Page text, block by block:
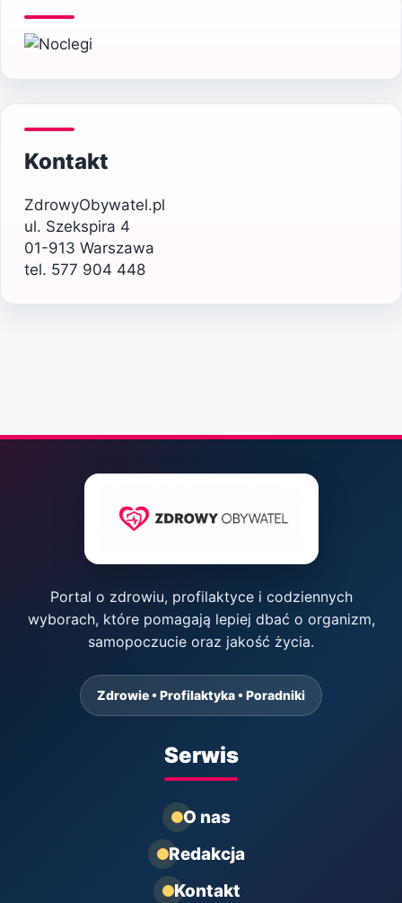
Kontakt
ZdrowyObywatel.pl
ul. Szekspira 4
01-913 Warszawa
tel. 577 904 448
Portal o zdrowiu, profilaktyce i codziennych
wyborach, które pomagają lepiej dbać o organizm,
samopoczucie oraz jakość życia.
Zdrowie • Profilaktyka • Poradniki
Serwis
O nas
Redakcja
Kontakt